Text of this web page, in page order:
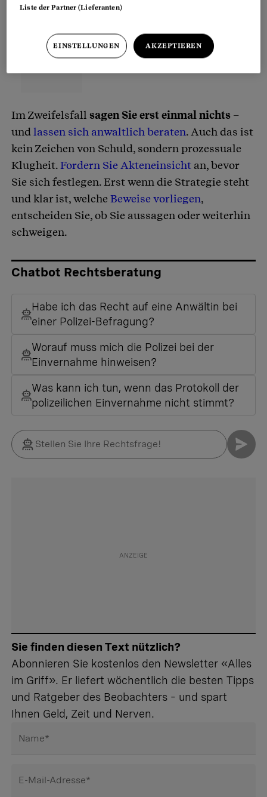
Im Zweifelsfall sagen Sie erst einmal nichts –
undlassen sich anwaltlich beraten. Auch das ist
kein Zeichen von Schuld, sondern prozessuale
Klugheit.Fordern Sie Akteneinsicht an, bevor
Sie sich festlegen. Erst wenn die Strategie steht
und klar ist, welcheBeweise vorliegen,
entscheiden Sie, ob Sie aussagen oder weiterhin
schweigen.
Chatbot Rechtsberatung
Habe ich das Recht auf eine Anwältin bei
einer Polizei-Befragung?
Worauf muss mich die Polizei bei der
Einvernahme hinweisen?
Was kann ich tun, wenn das Protokoll der
polizeilichen Einvernahme nicht stimmt?
Sie finden diesen Text nützlich?
Abonnieren Sie kostenlos den Newsletter «Alles
im Griff». Er liefert wöchentlich die besten Tipps
und Ratgeber des Beobachters – und spart
Ihnen Geld, Zeit und Nerven.
Name*
E-Mail-Adresse*
Liste der Partner (Lieferanten)
EINSTELLUNGEN AKZEPTIEREN